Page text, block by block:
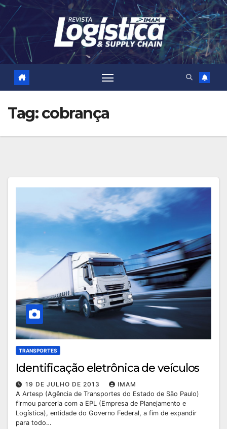
Skip
content
Tag:cobrança
TRANSPORTES
Identificação eletrônica de veículos
19 DE JULHO DE 2013
IMAM
A Artesp (Agência de Transportes do Estado de São Paulo)
firmou parceria com a EPL (Empresa de Planejamento e
Logística), entidade do Governo Federal, a fim de expandir
para todo…